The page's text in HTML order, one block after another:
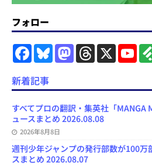
フォロー
F
a
e
b
o
k
B
s
y
M
a
o
o
n
T
h
a
s
X
Y
o
u
e
C
n
n
新着記事
すべてプロの翻訳・集英社「MANGA
ュースまとめ 2026.08.08
2026年8月8日
週刊少年ジャンプの発行部数が100万
スまとめ 2026.08.07